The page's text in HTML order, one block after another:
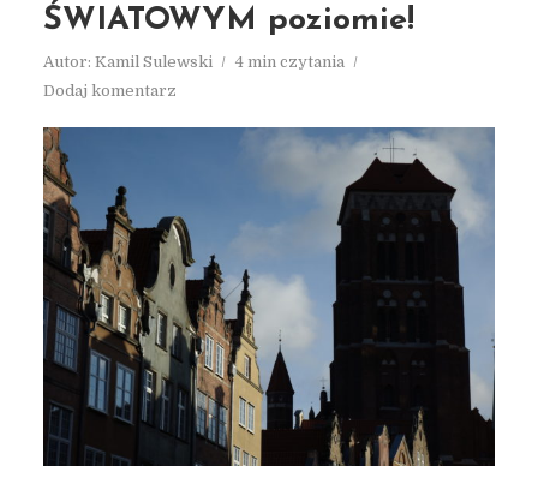
ŚWIATOWYM poziomie!
Autor: Kamil Sulewski
4 min czytania
Dodaj komentarz